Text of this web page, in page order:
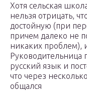
Хотя сельская
нельзя отрицать,
достойную (при
причем далеко не
никаких проблем),
Руководительница
русский язык и
что через
общался